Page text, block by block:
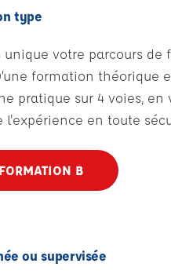
type
unique votre parcours
formation
pratique sur 4 voies,
l'expérience en toute
B
ou supervisée